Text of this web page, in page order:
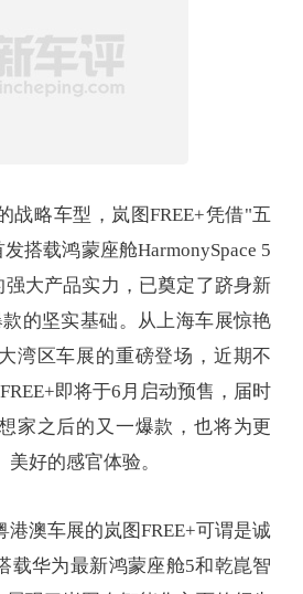
战略车型，岚图FREE+凭借"五
搭载鸿蒙座舱HarmonySpace 5
强大产品实力，已奠定了跻身新
款的坚实基础。从上海车展惊艳
湾区车展的重磅登场，近期不
即将于6月启动预售，届时
家之后的又一爆款，也将为更
好的感官体验。
港澳车展的岚图FREE+可谓是诚
载华为最新鸿蒙座舱5和乾崑智